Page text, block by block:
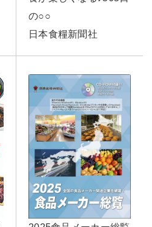
の○○
日本食糧新聞社